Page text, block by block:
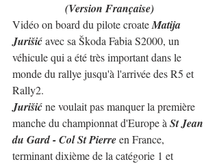
(Version Française)
Vidéo on board du pilote croate Matija
Jurišić avec sa Škoda Fabia S2000, un
véhicule qui a été très important dans le
monde du rallye jusqu'à l'arrivée des R5 et
Rally2.
Jurišić ne voulait pas manquer la première
manche du championnat d'Europe à St Jean
du Gard - Col St Pierre en France,
terminant dixième de la catégorie 1 et